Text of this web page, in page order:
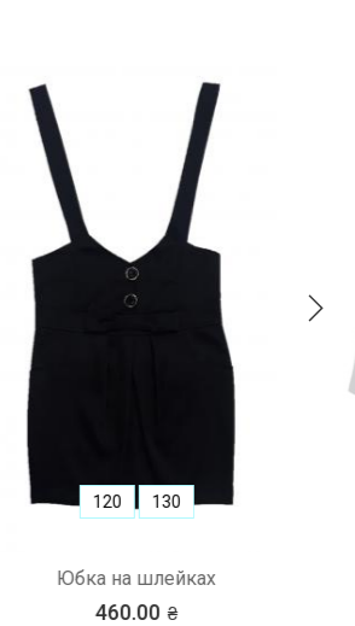
Юбка на шлейках
460.00
120 130